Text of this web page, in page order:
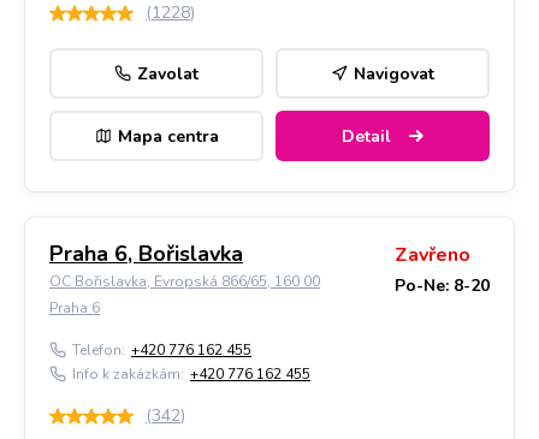
(1228)
Zavolat Navigovat
Mapa centra Detail
Praha 6, Bořislavka
OC Bořislavka, Evropská 866/65, 160 00
Praha 6
Zavřeno
Po-Ne: 8-20
Telefon: +420 776 162 455
Info k zakázkám: +420 776 162 455
(342)